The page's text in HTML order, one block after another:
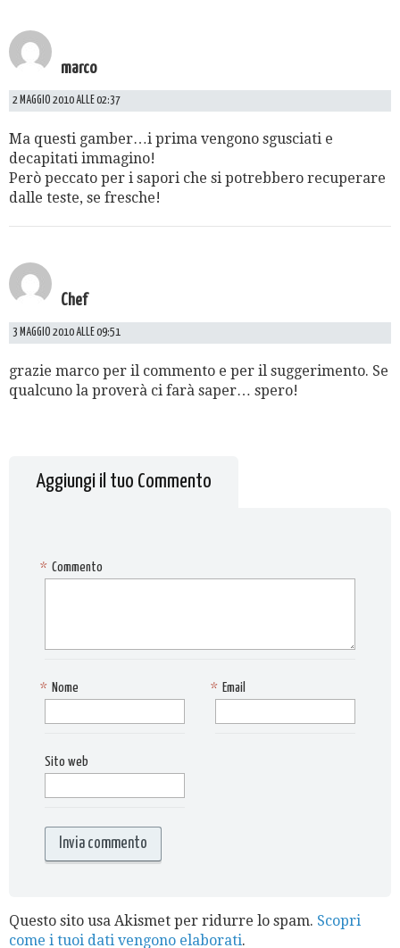
marco
2 MAGGIO 2010 ALLE 02:37
Ma questi gamber…i prima vengono sgusciati e
decapitati immagino!
Però peccato per i sapori che si potrebbero recuperare
dalle teste, se fresche!
Chef
3 MAGGIO 2010 ALLE 09:51
grazie marco per il commento e per il suggerimento. Se
qualcuno la proverà ci farà saper… spero!
Aggiungi il tuo Commento
Commento
*
Nome
* Email
*
Sito web
Questo sito usa Akismet per ridurre lo spam. Scopri
come i tuoi dati vengono elaborati.